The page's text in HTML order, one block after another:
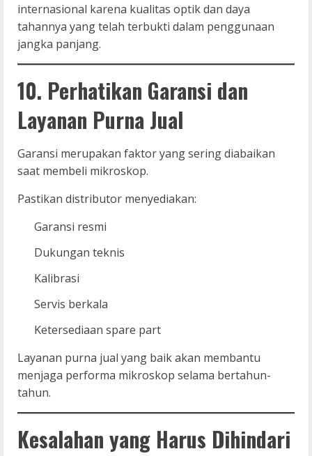
internasional karena kualitas optik dan daya
tahannya yang telah terbukti dalam penggunaan
jangka panjang.
10. Perhatikan Garansi dan
Layanan Purna Jual
Garansi merupakan faktor yang sering diabaikan
saat membeli mikroskop.
Pastikan distributor menyediakan:
Garansi resmi
Dukungan teknis
Kalibrasi
Servis berkala
Ketersediaan spare part
Layanan purna jual yang baik akan membantu
menjaga performa mikroskop selama bertahun-
tahun.
Kesalahan yang Harus Dihindari